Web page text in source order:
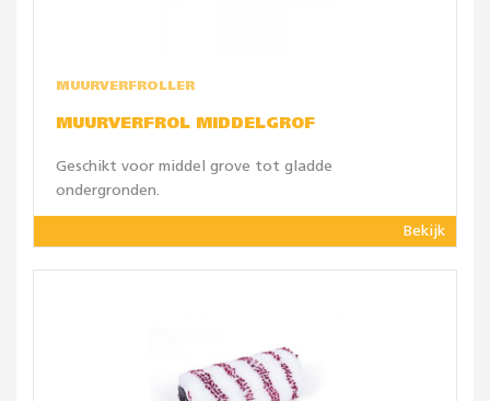
MUURVERFROLLER
MUURVERFROL MIDDELGROF
Geschikt voor middel grove tot gladde
ondergronden.
Bekijk